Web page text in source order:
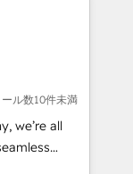
insight
solutions
and
Impact
ル数10件未満
we’re all